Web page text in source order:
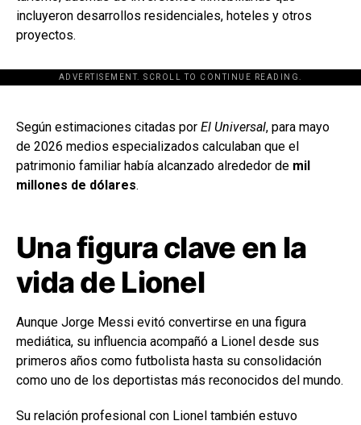
incluyeron desarrollos residenciales, hoteles y otros
proyectos.
ADVERTISEMENT. SCROLL TO CONTINUE READING.
[adsforwp id="243463"]
Según estimaciones citadas por El Universal, para mayo
de 2026 medios especializados calculaban que el
patrimonio familiar había alcanzado alrededor de mil
millones de dólares.
Una figura clave en la
vida de Lionel
Aunque Jorge Messi evitó convertirse en una figura
mediática, su influencia acompañó a Lionel desde sus
primeros años como futbolista hasta su consolidación
como uno de los deportistas más reconocidos del mundo.
Su relación profesional con Lionel también estuvo